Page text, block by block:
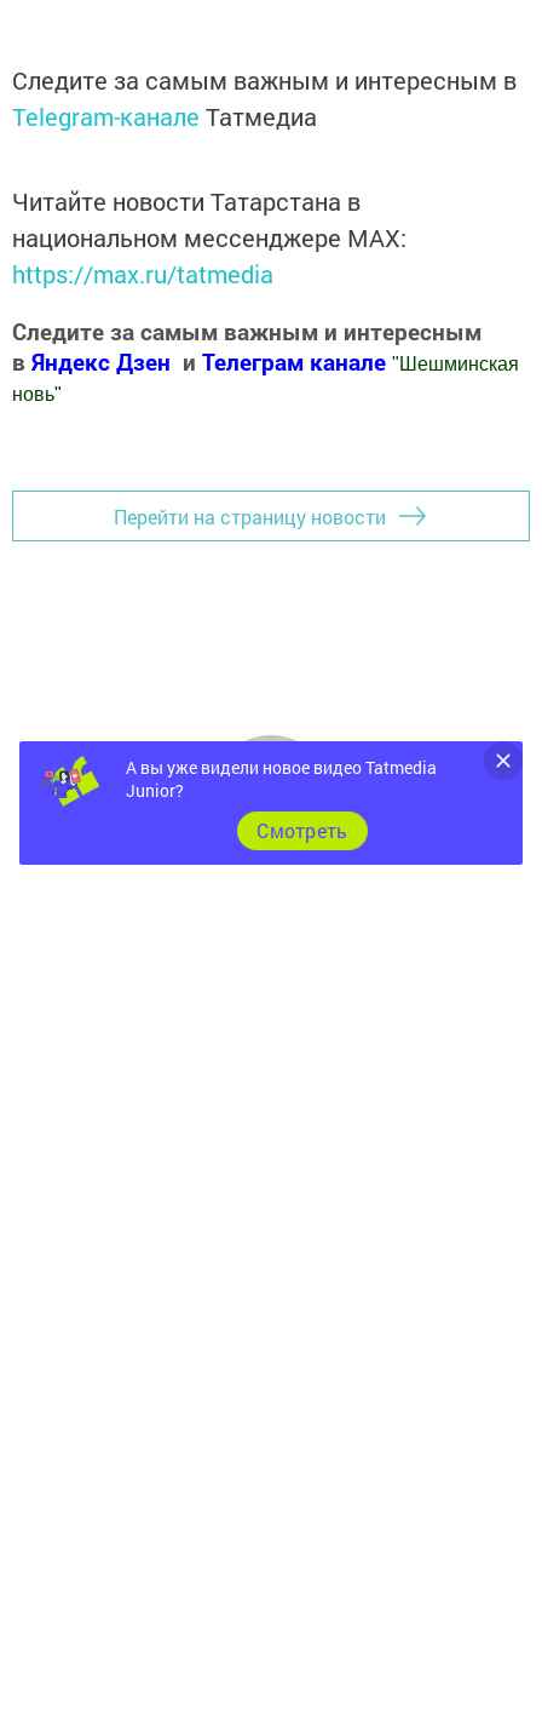
Следите за самым важным и интересным в
Telegram-канале Татмедиа
Читайте новости Татарстана в
национальном мессенджере MАХ:
https://max.ru/tatmedia
Следите за самым важным и интересным
в Яндекс Дзен и Телеграм канале " Шешминская
новь"
Перейти на страницу новости
А вы уже видели новое видео Tatmedia
Junior?
Cмотреть